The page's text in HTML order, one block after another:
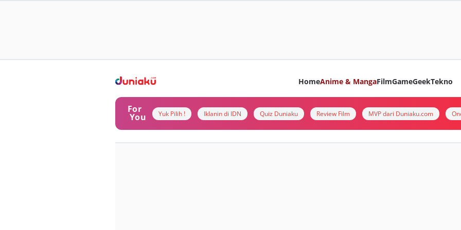
HomeAnime & MangaFilmGameGeekTekno
For
You Yuk Pilih ! Iklanin di IDN Quiz Duniaku Review Film MVP dari Duniaku.com